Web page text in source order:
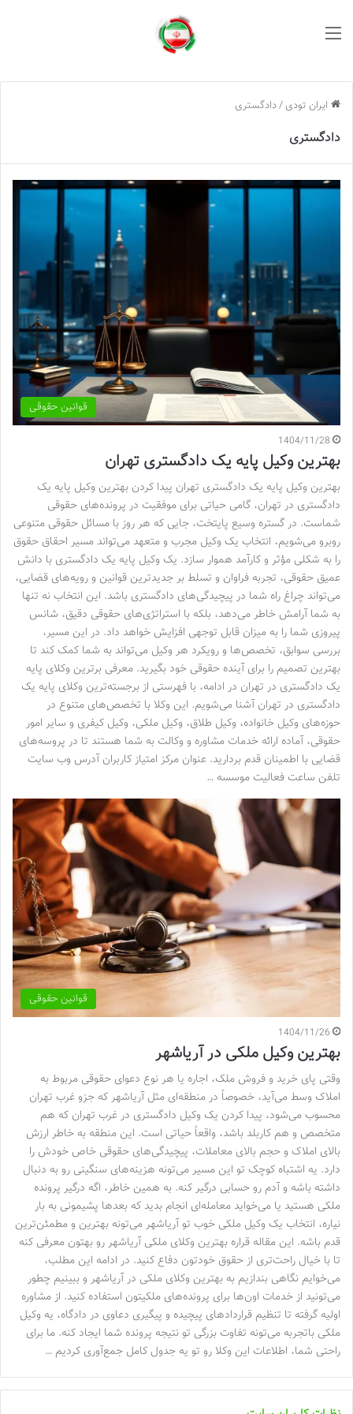
ایران تودی /دادگستری
دادگستری
قوانین حقوقی
1404/11/28
بهترین وکیل پایه یک دادگستری تهران
بهترین وکیل پایه یک دادگستری تهران پیدا کردن بهترین وکیل پایه یک
دادگستری در تهران، گامی حیاتی برای موفقیت در پرونده‌های حقوقی
شماست. در گستره وسیع پایتخت، جایی که هر روز با مسائل حقوقی متنوعی
روبرو می‌شویم، انتخاب یک وکیل مجرب و متعهد می‌تواند مسیر احقاق حقوق
را به شکلی مؤثر و کارآمد هموار سازد. یک وکیل پایه یک دادگستری با دانش
عمیق حقوقی، تجربه فراوان و تسلط بر جدیدترین قوانین و رویه‌های قضایی،
می‌تواند چراغ راه شما در پیچیدگی‌های دادگستری باشد. این انتخاب نه تنها
به شما آرامش خاطر می‌دهد، بلکه با استراتژی‌های حقوقی دقیق، شانس
پیروزی شما را به میزان قابل توجهی افزایش خواهد داد. در این مسیر،
بررسی سوابق، تخصص‌ها و رویکرد هر وکیل می‌تواند به شما کمک کند تا
بهترین تصمیم را برای آینده حقوقی خود بگیرید. معرفی برترین وکلای پایه
یک دادگستری در تهران در ادامه، با فهرستی از برجسته‌ترین وکلای پایه یک
دادگستری در تهران آشنا می‌شویم. این وکلا با تخصص‌های متنوع در
حوزه‌های وکیل خانواده، وکیل طلاق، وکیل ملکی، وکیل کیفری و سایر امور
حقوقی، آماده ارائه خدمات مشاوره و وکالت به شما هستند تا در پروسه‌های
قضایی با اطمینان قدم بردارید. عنوان مرکز امتیاز کاربران آدرس وب سایت
تلفن ساعت فعالیت موسسه …
قوانین حقوقی
1404/11/26
بهترین وکیل ملکی در آریاشهر
وقتی پای خرید و فروش ملک، اجاره یا هر نوع دعوای حقوقی مربوط به
املاک وسط می‌آید، خصوصاً در منطقه‌ای مثل آریاشهر که جزو غرب تهران
محسوب می‌شود، پیدا کردن یک وکیل دادگستری در غرب تهران که هم
متخصص و هم کاربلد باشد، واقعاً حیاتی است. این منطقه به خاطر ارزش
بالای املاک و حجم بالای معاملات، پیچیدگی‌های حقوقی خاص خودش را
دارد. یه اشتباه کوچک تو این مسیر می‌تونه هزینه‌های سنگینی رو به دنبال
داشته باشه و آدم رو حسابی درگیر کنه. به همین خاطر، اگه درگیر پرونده
ملکی هستید یا می‌خواید معامله‌ای انجام بدید که بعدها پشیمونی به بار
نیاره، انتخاب یک وکیل ملکی خوب تو آریاشهر می‌تونه بهترین و مطمئن‌ترین
قدم باشه. این مقاله قراره بهترین وکلای ملکی آریاشهر رو بهتون معرفی کنه
تا با خیال راحت‌تری از حقوق خودتون دفاع کنید. در ادامه این مطلب،
می‌خوایم نگاهی بندازیم به بهترین وکلای ملکی در آریاشهر و ببینیم چطور
می‌تونید از خدمات اون‌ها برای پرونده‌های ملکیتون استفاده کنید. از مشاوره
اولیه گرفته تا تنظیم قراردادهای پیچیده و پیگیری دعاوی در دادگاه، یه وکیل
ملکی باتجربه می‌تونه تفاوت بزرگی تو نتیجه پرونده شما ایجاد کنه. ما برای
راحتی شما، اطلاعات این وکلا رو تو یه جدول کامل جمع‌آوری کردیم …